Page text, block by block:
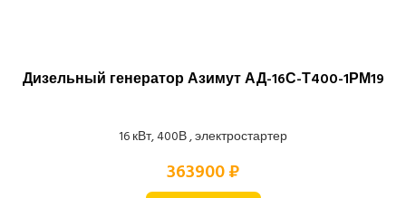
Дизельный генератор Азимут АД-16С-Т400-1РМ19
16 кВт, 400В , электростартер
363900 ₽